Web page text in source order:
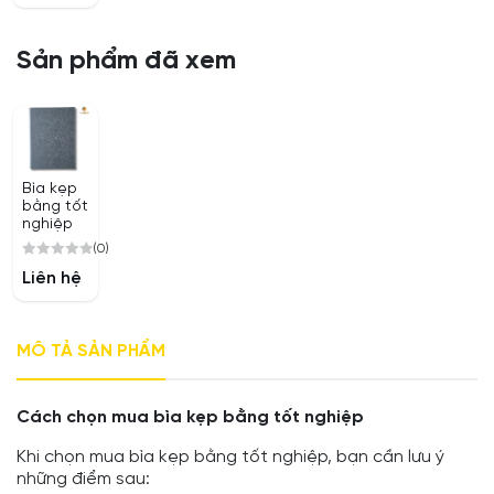
Sản phẩm đã xem
Bìa kẹp
bằng tốt
nghiệp
(0)
Liên hệ
MÔ TẢ SẢN PHẨM
Cách chọn mua bìa kẹp bằng tốt nghiệp
Khi chọn mua bìa kẹp bằng tốt nghiệp, bạn cần lưu ý
những điểm sau: